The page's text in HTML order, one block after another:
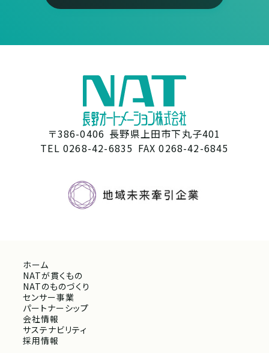
〒386-0406 長野県上田市下丸子401
TEL 0268-42-6835 FAX 0268-42-6845
ホーム
NATが貫くもの
NATのものづくり
センサー事業
パートナーシップ
会社情報
サステナビリティ
採用情報